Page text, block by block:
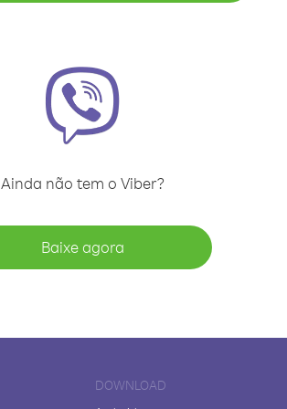
Ainda não tem o Viber?
Baixe agora
DOWNLOAD